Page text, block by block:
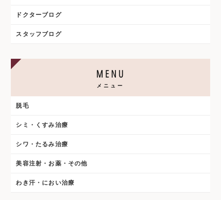
ドクターブログ
スタッフブログ
MENU
メニュー
脱毛
シミ・くすみ治療
シワ・たるみ治療
美容注射・お薬・その他
わき汗・におい治療